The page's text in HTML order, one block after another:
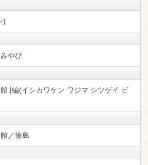
)
やび
∥編(イシカワケン ワジマ シツゲイ ビ
／輪島